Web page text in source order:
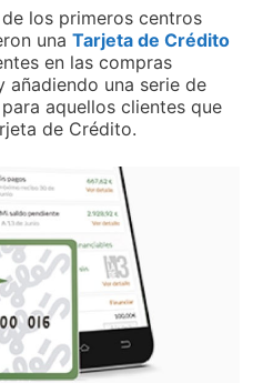
los primeros centros
una Tarjeta de Crédito
en las compras
una serie de
aquellos clientes que
de Crédito.